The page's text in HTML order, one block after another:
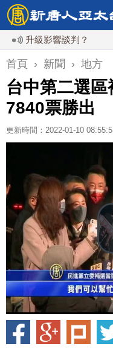
級影響談判？ 德黑
首頁 › 新聞 › 地方
台中第二選
7840票勝出
更新時間：2022-01-10